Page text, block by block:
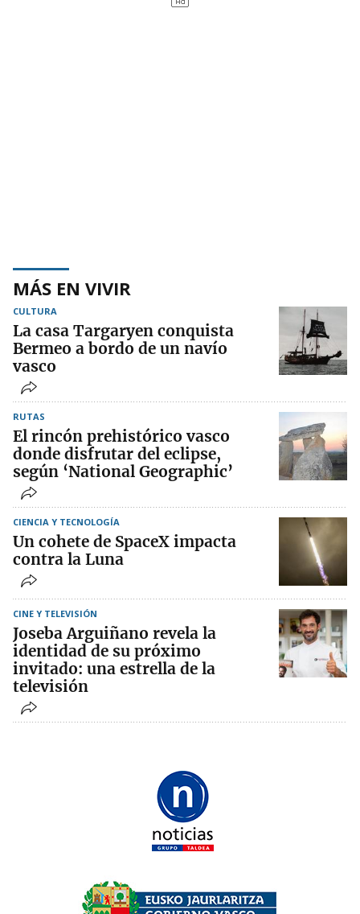
MÁS EN VIVIR
CULTURA
La casa Targaryen conquista
Bermeo a bordo de un navío
vasco
RUTAS
El rincón prehistórico vasco
donde disfrutar del eclipse,
según ‘National Geographic’
CIENCIA Y TECNOLOGÍA
Un cohete de SpaceX impacta
contra la Luna
CINE Y TELEVISIÓN
Joseba Arguiñano revela la
identidad de su próximo
invitado: una estrella de la
televisión